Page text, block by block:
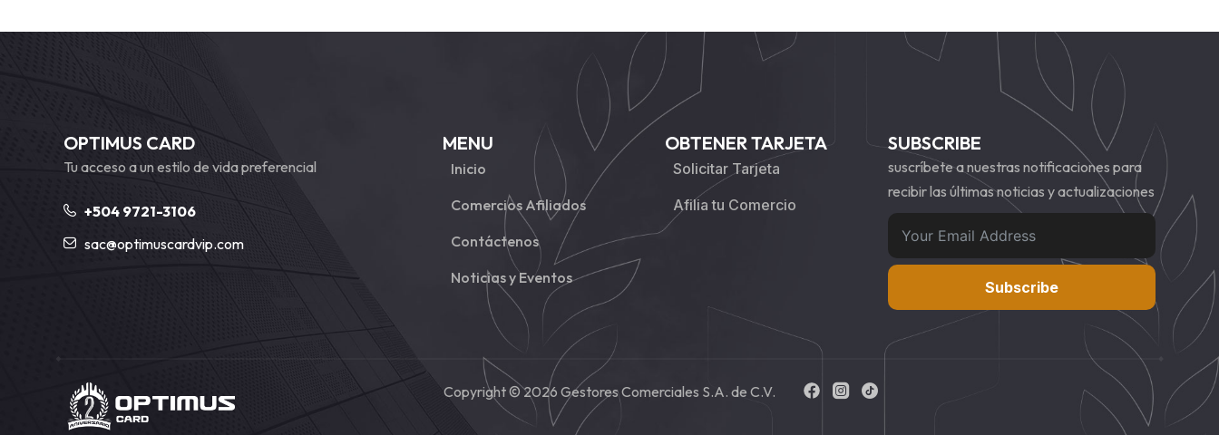
OPTIMUS CARD
Tu acceso a un estilo de vida preferencial
+504 9721-3106
sac@optimuscardvip.com
MENU
Inicio
Comercios Afiliados
Contáctenos
Noticias y Eventos
OBTENER TARJETA
Solicitar Tarjeta
Afilia tu Comercio
SUBSCRIBE
suscríbete a nuestras notificaciones para
recibir las últimas noticias y actualizaciones
Subscribe
Copyright © 2026 Gestores Comerciales S.A. de C.V.